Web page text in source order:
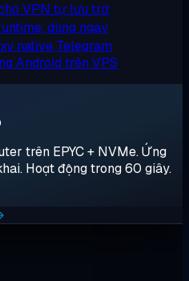
VPN tự lưu trữ
dùng ngay
native Telegram
Android trên VPS
trên EPYC + NVMe. Ứng
Hoạt động trong 60 giây.